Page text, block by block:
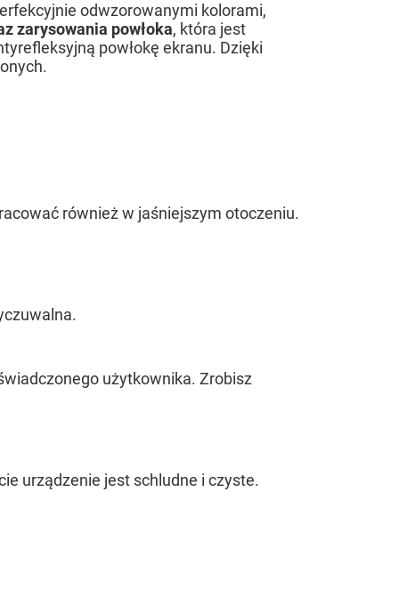
odwzorowanymi kolorami,
zarysowania powłoka, która jest
powłokę ekranu. Dzięki
również w jaśniejszym otoczeniu.
użytkownika. Zrobisz
urządzenie jest schludne i czyste.